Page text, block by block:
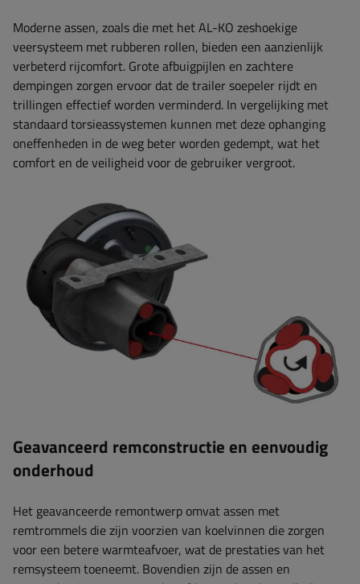
Moderne assen, zoals die met het AL-KO zeshoekige
veersysteem met rubberen rollen, bieden een aanzienlijk
verbeterd rijcomfort. Grote afbuigpijlen en zachtere
dempingen zorgen ervoor dat de trailer soepeler rijdt en
trillingen effectief worden verminderd. In vergelijking met
standaard torsieassystemen kunnen met deze ophanging
oneffenheden in de weg beter worden gedempt, wat het
comfort en de veiligheid voor de gebruiker vergroot.
Geavanceerd remconstructie en eenvoudig
onderhoud
Het geavanceerde remontwerp omvat assen met
remtrommels die zijn voorzien van koelvinnen die zorgen
voor een betere warmteafvoer, wat de prestaties van het
remsysteem toeneemt. Bovendien zijn de assen en